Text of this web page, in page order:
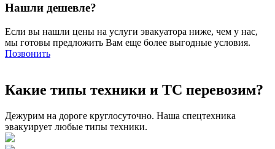
Нашли дешевле?
Если вы нашли цены на услуги эвакуатора ниже, чем у нас,
мы готовы предложить Вам еще более выгодные условия.
Позвонить
Какие типы техники и ТС перевозим?
Дежурим на дороге круглосуточно. Наша спецтехника
эвакуирует любые типы техники.